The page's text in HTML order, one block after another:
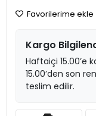
Favorilerime ekle
Kargo
Haftaiçi 15.00’e
15.00’den son
teslim edilir.